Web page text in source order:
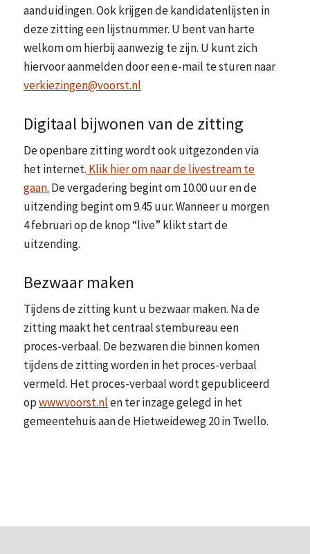
aanduidingen. Ook krijgen de kandidatenlijsten in
deze zitting een lijstnummer. U bent van harte
welkom om hierbij aanwezig te zijn. U kunt zich
hiervoor aanmelden door een e-mail te sturen naar
verkiezingen@voorst.nl
Digitaal bijwonen van de zitting
De openbare zitting wordt ook uitgezonden via
het internet. Klik hier om naar de livestream te
gaan. De vergadering begint om 10.00 uur en de
uitzending begint om 9.45 uur. Wanneer u morgen
4 februari op de knop “live” klikt start de
uitzending.
Bezwaar maken
Tijdens de zitting kunt u bezwaar maken. Na de
zitting maakt het centraal stembureau een
proces-verbaal. De bezwaren die binnen komen
tijdens de zitting worden in het proces-verbaal
vermeld. Het proces-verbaal wordt gepubliceerd
opwww.voorst.nlen ter inzage gelegd in het
gemeentehuis aan de Hietweideweg 20 in Twello.